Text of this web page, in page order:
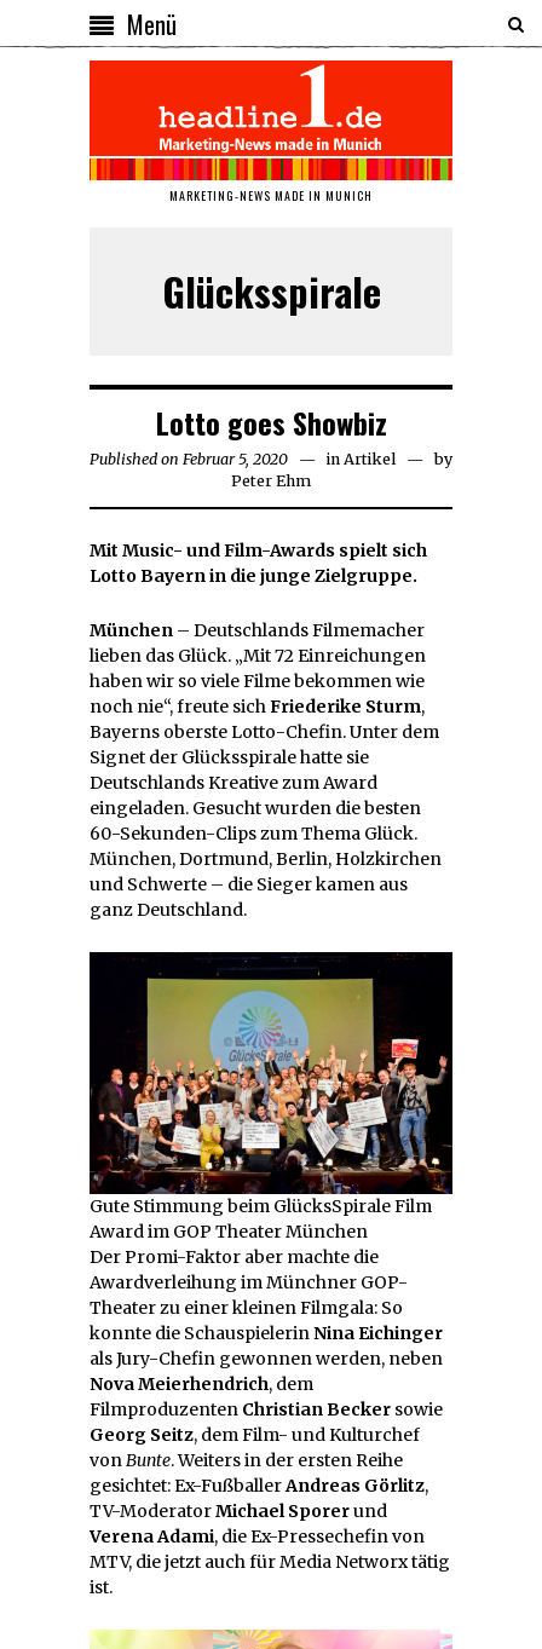
Menü
MARKETING-NEWS MADE IN MUNICH
Glücksspirale
Lotto goes Showbiz
Published on Februar 5, 2020 Februar
6,
2020
in Artikel
by
Peter Ehm
Mit Music- und Film-Awards spielt sich
Lotto Bayern in die junge Zielgruppe.
München – Deutschlands Filmemacher
lieben das Glück. „Mit 72 Einreichungen
haben wir so viele Filme bekommen wie
noch nie“, freute sichFriederike Sturm,
Bayerns oberste Lotto-Chefin. Unter dem
Signet der Glücksspirale hatte sie
Deutschlands Kreative zum Award
eingeladen. Gesucht wurden die besten
60-Sekunden-Clips zum Thema Glück.
München, Dortmund, Berlin, Holzkirchen
und Schwerte – die Sieger kamen aus
ganz Deutschland.
Gute Stimmung beim GlücksSpirale Film
Award im GOP Theater München
Der Promi-Faktor aber machte die
Awardverleihung im Münchner GOP-
Theater zu einer kleinen Filmgala: So
konnte die SchauspielerinNina Eichinger
als Jury-Chefin gewonnen werden, neben
Nova Meierhendrich, dem
Filmproduzenten Christian Becker sowie
Georg Seitz, dem Film- und Kulturchef
vonBunte. Weiters in der ersten Reihe
gesichtet: Ex-FußballerAndreas Görlitz,
TV-ModeratorMichael Sporerund
Verena Adami, die Ex-Pressechefin von
MTV, die jetzt auch für Media Networx tätig
ist.